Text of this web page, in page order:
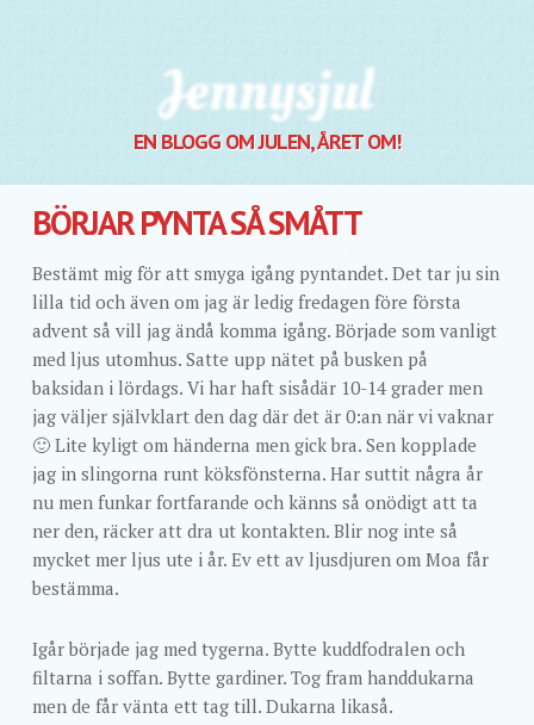
Jennysjul
EN BLOGG OM JULEN, ÅRET OM!
BÖRJAR PYNTA SÅ SMÅTT
Bestämt mig för att smyga igång pyntandet. Det tar ju sin
lilla tid och även om jag är ledig fredagen före första
advent så vill jag ändå komma igång. Började som vanligt
med ljus utomhus. Satte upp nätet på busken på
baksidan i lördags. Vi har haft sisådär 10-14 grader men
jag väljer självklart den dag där det är 0:an när vi vaknar
🙂 Lite kyligt om händerna men gick bra. Sen kopplade
jag in slingorna runt köksfönsterna. Har suttit några år
nu men funkar fortfarande och känns så onödigt att ta
ner den, räcker att dra ut kontakten. Blir nog inte så
mycket mer ljus ute i år. Ev ett av ljusdjuren om Moa får
bestämma.
Igår började jag med tygerna. Bytte kuddfodralen och
filtarna i soffan. Bytte gardiner. Tog fram handdukarna
men de får vänta ett tag till. Dukarna likaså.